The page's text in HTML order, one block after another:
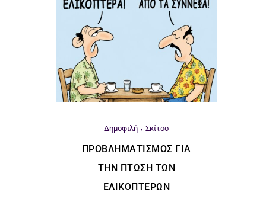
Δημοφιλή Σκίτσο
ΠΡΟΒΛΗΜΑΤΙΣΜΌΣ ΓΙΑ
ΤΗΝ ΠΤΏΣΗ ΤΩΝ
ΕΛΙΚΟΠΤΈΡΩΝ